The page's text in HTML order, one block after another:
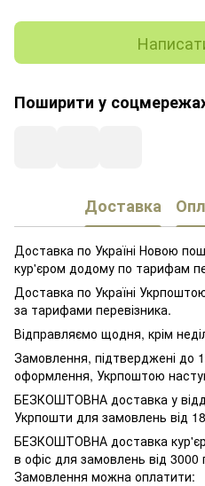
Поширити у
Доставка
Доставка по Україні Новою
кур'єром додому по тарифам
Доставка по Україні
за тарифами перевізника.
Відправляємо щодня, крім
Замовлення, підтверджені до
оформлення, Укрпоштою
БЕЗКОШТОВНА доставка у
Укрпошти для замовлень від
БЕЗКОШТОВНА доставка
в офіс для замовлень від 3000
Замовлення можна оплатити: